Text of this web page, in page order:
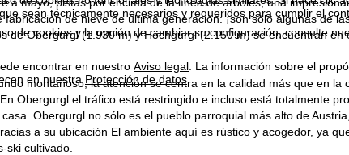
sean técnicamente necesarios y requeridos para cumplir el
de cookies y la opción de cambiar su configuración, consulte
encontrar en nuestro Aviso legal . La información sobre el
en nuestraProtección de datos.
de nieve de última generación: ¡son sólo algunas de
de Obergurgl (1.930 m) y Hochgurgl (2.150 m) se encuentran
montañoso, la atención se centra en la calidad más que en
Obergurgl el tráfico está restringido e incluso está totalmente
Obergurgl no sólo es el pueblo parroquial más alto de
a su ubicación El ambiente aquí es rústico y acogedor, ya
ski cultivado.